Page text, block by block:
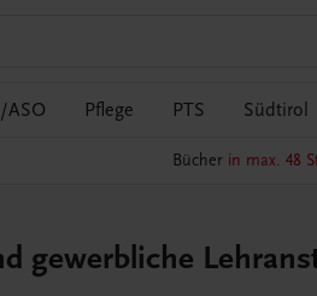
ASO Pflege PTS Südtirol
Bücher in max. 48